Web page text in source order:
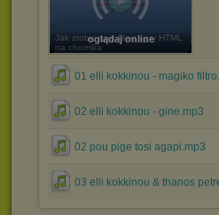
oglądaj online
Jak zrobic opis filmu i gry HTML
na chomika
01 elli kokkinou - magiko
02 elli kokkinou - gine.mp3
02 pou pige tosi agapi.mp3
03 elli kokkinou & thanos